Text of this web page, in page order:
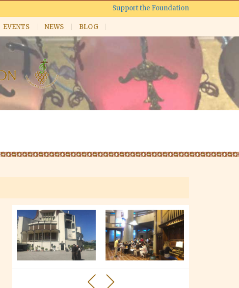
Support the Foundation
EVENTS NEWS BLOG